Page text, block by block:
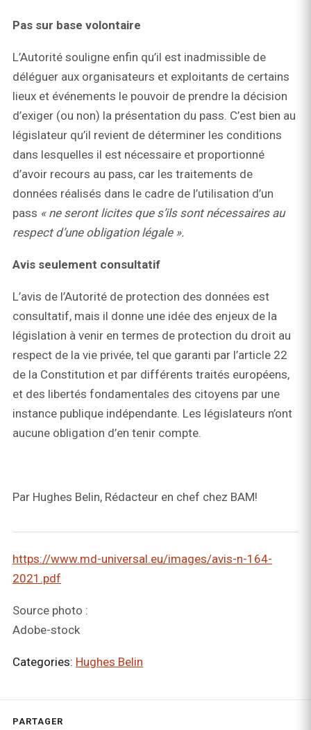
Pas sur base volontaire
L’Autorité souligne enfin qu’il est inadmissible de
déléguer aux organisateurs et exploitants de certains
lieux et événements le pouvoir de prendre la décision
d’exiger (ou non) la présentation du pass. C’est bien au
législateur qu’il revient de déterminer les conditions
dans lesquelles il est nécessaire et proportionné
d’avoir recours au pass, car les traitements de
données réalisés dans le cadre de l’utilisation d’un
pass « ne seront licites que s’ils sont nécessaires au
respect d’une obligation légale ».
Avis seulement consultatif
L’avis de l’Autorité de protection des données est
consultatif, mais il donne une idée des enjeux de la
législation à venir en termes de protection du droit au
respect de la vie privée, tel que garanti par l’article 22
de la Constitution et par différents traités européens,
et des libertés fondamentales des citoyens par une
instance publique indépendante. Les législateurs n’ont
aucune obligation d’en tenir compte.
Par Hughes Belin, Rédacteur en chef chez BAM!
https://www.md-universal.eu/images/avis-n-164-
2021.pdf
Source photo :
Adobe-stock
Categories: Hughes Belin
PARTAGER